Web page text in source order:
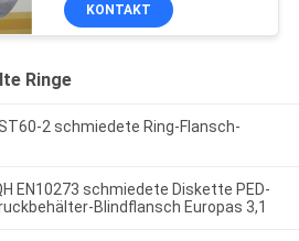
KONTAKT
Ringe
2 schmiedete Ring-Flansch-
EN10273 schmiedete Diskette PED-
Blindflansch Europas 3,1